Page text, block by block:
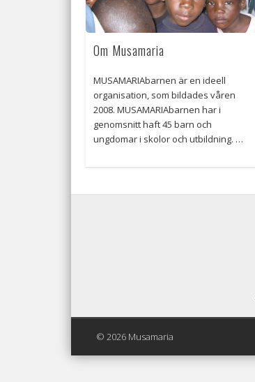
Om Musamaria
MUSAMARIAbarnen är en ideell
organisation, som bildades våren
2008. MUSAMARIAbarnen har i
genomsnitt haft 45 barn och
ungdomar i skolor och utbildning. …
© 2026 Musamaria